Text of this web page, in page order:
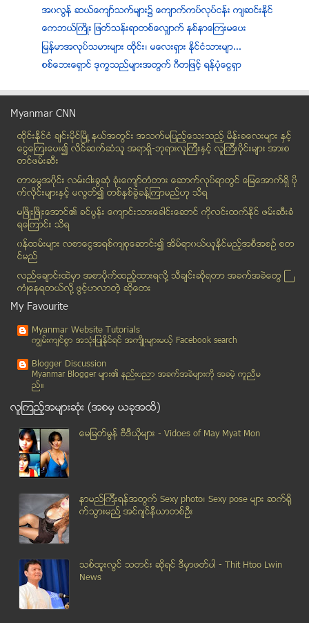
အ၀လြန္ ဆယ္ေက်ာ္သက္မ်ား၌ ေက်ာက္ကပ္လုပ္ငန္း က်ဆင္းႏိုင္
ေကဘယ္ႀကိဳး ျဖတ္သန္းရာတစ္ေလွ်ာက္ နစ္နာေၾကးမေပး
ျမန္မာအလုပ္သမားမ်ား ထုိင္း၊ မေလးရွား ႏိုင္ငံသားမ်ာ...
စစ္ေဘးေရွာင္ ဒုကၡသည္မ်ားအတြက္ ဂီတျဖင့္ ရန္ပုံေငြရွာ
ေျမာက္ဦး ရွစ္ေသာင္းဘုရားပြဲ ေမလ ၁၃ ရက္ေန႕ စတင္မည္
မေကြးတုိင္း၀န္ႀကီးခ်ဳပ္ ႏုတ္ထြက္ေပးရန္ စာေရးသား ဆႏ...
မိသားစုုအတြက္ ေပ်ာ္ေတာ္ဆက္မဂၢဇင္း က်ဆုုံးခန္း
၂၀၀၈ဖဲြ႕စည္းပုံသည္ ပူျပင္းတဲ့ရာသီဥတုထက္ဆုိးဟု ေဒၚေ...
စႏၵီျမင့္လြင္ရဲ႕ ကလီယုိ ပါထရာ ေတးစီးရီးသစ္ထြက္မယ္
နန္းသီရိေမာင္ ႏွင့္ Car Accident တ့ဲလား???
တရုတ္ႏုိင္ငံတြင္ မုန္တုိင္းေၾကာင့္ ၁၈ ဦး ေသဆုံး
ေမွ်ာ္လင့္ခ်က္ ေရစက္လက္ႏွင့္ မႏုႆငါးမ်ား
Eurovision ဆု ဆြတ္ခူးခဲ့သူ မုတ္ဆိတ္ပ်ိဳေမ
ပိုက္ဆံမထုတ္ပဲ ေရႊသာ ထုတ္ေပးတဲ့ ဒူဘိုင္းက ATM စက္
လန္ဒန္ေဂးကလပ္မွာ ခပ္ၾကမ္းၾကမ္း ေဖ်ာ္ေျဖခဲ့တဲ့ မုိင...
ေက်ာင္းသူေပ်ာက္ ေျခရာခံမိျပီဆို
အေမ့ေဘးမွာ ဘြဲ႔ယူခဲ့ေသာ အေမရိကန္ အထက္တန္း ေက်ာင္းသ...
ေမ့ေဆးမသံုးဘဲ မိမိနံရိုးကို မိမိျဖတ္ထုတ္ၿပီး လည္ပင...
ရန္ကုန္-ေတာင္ႀကီး အေဝးေျပးယာဥ္တစ္စီး မီးေလာင္ကြၽမ္း
လမ္းေလွ်ာက္ရင္းစမတ္ဖုန္း သံုးစြဲသူမ်ားတ႐ုတ္ (တိုင္...
အဆက္ေဟာင္းနဲ႔ သူ႔ရဲ႕ ခ်စ္သူအသစ္ကုိ သတ္ၿပီး ကုိယ့္က...
လက္ႏွစ္ဖက္ျပတ္ေနေပမယ့္ ကမၻာ့အေကာင္းဆုံး စားပြဲတင္ ...
အိႏၵိယမွာ အငွားကိုယ္ဝန္ေဆာင္ႏိုင္
မ်ိဳးေစာင့္ဥပေဒကို ကန္႔ကြက္သည့္ အရပ္ဖက္အဖြဲ႔အစည္း ...
NLD ပါတီအတြင္း ဒီမိုကေရစီနည္းမက်ဟုဆိုကာ တနသၤာရီတို...
ဆိုင္ကယ္ေမွာက္၍ သတိလစ္ေနသည့္ လူကိုမကယ္ဘဲ ဆိုင္ကယ္ခ...
Myanmar CNN
ထိုင္းနို္င္ငံ ခ်င္းမိုင္ျမိဳ ့နယ္အတြင္း အသက္မျပည့္ေသးသည့္ မိန္းခေလးမ်ား နွင့္
ေငြေၾကးေပး၍ လိင္ဆက္ဆံသူ အရာရွိ-ဘုရားလူၾကီးနွင့္ လူၾကီးပိုင္းမ်ား အားစ
တင္ဖမ္းဆီး
တာေမြအ၀ိုင္း လမ္းငါးခြဆံု ခံုးေက်ာ္တံတား ေဆာက္လုပ္ရာတြင္ ေျမေအာက္ရွိ ပို
က္လိုင္းမ်ားႏွင့္ မလြတ္၍ တစ္ႏွစ္ခြဲခန္႔ၾကာမည္ဟု သိရ
မၿဖိဳးၿဖိဳးေအာင္၏ ခင္ပြန္း ေက်ာင္းသားေခါင္းေဆာင္ ကိုလင္းထက္ႏိုင္ ဖမ္းဆီးခံ
ရေၾကာင္း သိရ
၀န္ထမ္းမ်ား လစာေငြအရစ္က်စုေဆာင္း၍ အိမ္ရာ၀ယ္ယူႏုိင္မည့္အစီအစဥ္ စတ
င္မည္
လည္ေခ်ာင္းထဲမွာ အစာပိုက္ထည့္ထားရလုိ႔ သီခ်င္းဆုိရတာ အခက္အခဲေတြ ႀ
ကံဳေနရတယ္လို႔ ဖြင့္ဟလာတဲ့ ဆုိေတး
My Favourite
Myanmar Website Tutorials
ကၽြမ္းက်င္စြာ အသုံးျပဳႏုိင္ရင္ အက်ိဳးမ်ားမယ့္ Facebook search
Blogger Discussion
Myanmar Blogger မ်ား၏ နည္းပညာ အခက္အခဲမ်ားကုိ အခမဲ့ ကူညီမ
ည္။
လူၾကည့္အမ်ားဆုံး (အစမွ ယခုအထိ)
ေမျမတ္မြန္ ဗီဒီယုိမ်ား - Vidoes of May Myat Mon
နာမည္ၾကီးရန္အတြက္ Sexy photo၊ Sexy pose မ်ား ဆက္ရို
က္သြားမည္႔ အင္ဂ်င္နီယာတစ္ဦး
သစ္ထူးလြင္ သတင္း ဆုိရင္ ဒီမွာဖတ္ပါ - Thit Htoo Lwin
News